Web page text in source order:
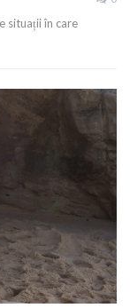
situații în care